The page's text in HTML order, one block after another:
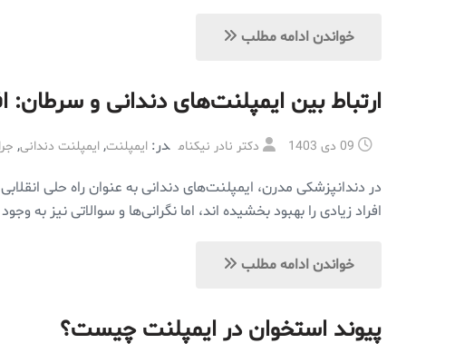
خواندن ادامه مطلب
ارتباط بین ایمپلنت‌های دندانی و سرطان:
09 دی 1403 دکتر نادر نیکنام در: ایمپلنت, ایمپلنت دندانی,
در دندانپزشکی مدرن، ایمپلنت‌های دندانی به عنوان راه حلی
افراد زیادی را بهبود بخشیده اند، اما نگرانی‌ها و سوالاتی نیز به
خواندن ادامه مطلب
پیوند استخوان در ایمپلنت چیست؟